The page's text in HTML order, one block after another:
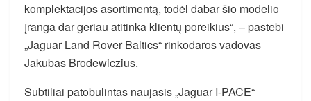
komplektacijos asortimentą, todėl dabar šio modelio
įranga dar geriau atitinka klientų poreikius“, – pastebi
„Jaguar Land Rover Baltics“ rinkodaros vadovas
Jakubas Brodewiczius.
Subtiliai patobulintas naujasis „Jaguar I-PACE“